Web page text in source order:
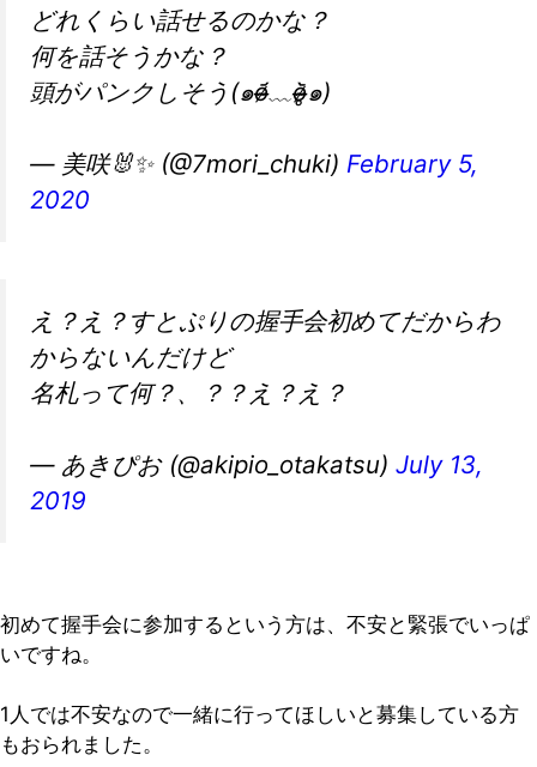
どれくらい話せるのかな？
何を話そうかな？
頭がパンクしそう(๑o̴̶̷᷄﹏o̴̶̷̥᷅๑)
— 美咲🐰✨ (@7mori_chuki) February 5,
2020
え？え？すとぷりの握手会初めてだからわ
からないんだけど
名札って何？、？？え？え？
— あきぴお (@akipio_otakatsu) July 13,
2019
初めて握手会に参加するという方は、不安と緊張でいっぱ
いですね。
1人では不安なので一緒に行ってほしいと募集している方
もおられました。